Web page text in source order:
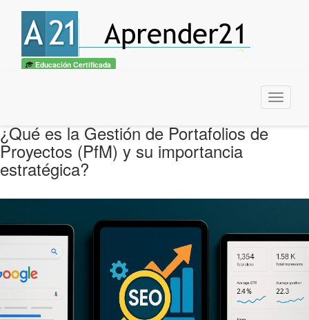
Educación Certificada
Menu
¿Qué es la Gestión de Portafolios de
Proyectos (PfM) y su importancia
estratégica?